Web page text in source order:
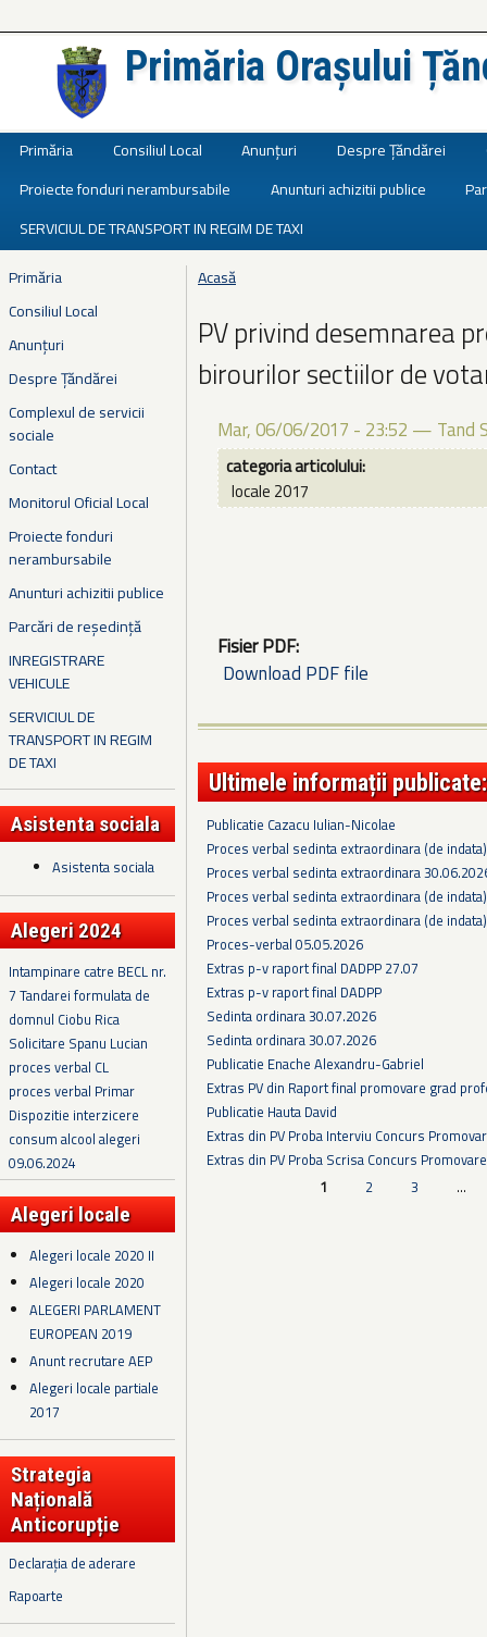
Primăria Orașului
Primăria Consiliul Local Anunțuri Despre Țăndărei
Proiecte fonduri nerambursabile
Anunturi achizitii publice
SERVICIUL DE TRANSPORT IN REGIM DE TAXI
Primăria
Consiliul Local
Anunțuri
Despre Țăndărei
Complexul de servicii
sociale
Contact
Monitorul Oficial Local
Proiecte fonduri
nerambursabile
Anunturi achizitii publice
Parcări de reședință
INREGISTRARE
VEHICULE
SERVICIUL DE
TRANSPORT IN REGIM
DE TAXI
Asistenta sociala
Asistenta sociala
Alegeri 2024
Intampinare catre BECL nr.
7 Tandarei formulata de
domnul Ciobu Rica
Solicitare Spanu Lucian
proces verbal CL
proces verbal Primar
Dispozitie interzicere
consum alcool alegeri
09.06.2024
Alegeri locale
Alegeri locale 2020 II
Alegeri locale 2020
ALEGERI PARLAMENT
EUROPEAN 2019
Anunt recrutare AEP
Alegeri locale partiale
2017
Strategia
Națională
Anticorupție
Declarația de aderare
Rapoarte
Eşti aici
Acasă
PV privind desemnarea
birourilor sectiilor de
Mar, 06/06/2017 - 23:52 — Tand
categoria articolului:
locale 2017
Fisier PDF:
Download PDF file
Ultimele informații publicate:
Publicatie Cazacu Iulian-Nicolae
Proces verbal sedinta extraordinara (de
Proces verbal sedinta extraordinara
Proces verbal sedinta extraordinara (de
Proces verbal sedinta extraordinara (de
Proces-verbal 05.05.2026
Extras p-v raport final DADPP 27.07
Extras p-v raport final DADPP
Sedinta ordinara 30.07.2026
Sedinta ordinara 30.07.2026
Publicatie Enache Alexandru-Gabriel
Extras PV din Raport final promovare grad
Publicatie Hauta David
Extras din PV Proba Interviu Concurs
Extras din PV Proba Scrisa Concurs
1 2 3 …